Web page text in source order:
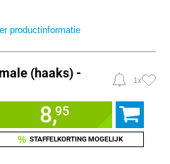
productinformatie
(haaks) -
1x
8,95
% STAFFELKORTING MOGELIJK